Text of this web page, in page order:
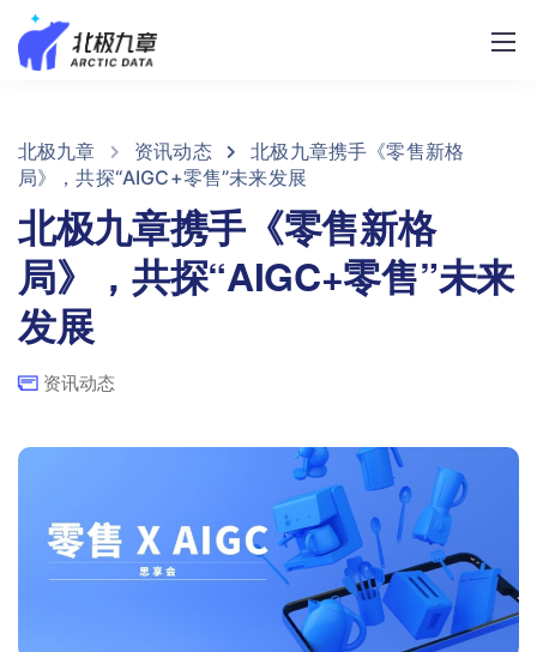
北极九章 资讯动态
北极九章携手《零售新格
局》，共探“AIGC+零售”未来发展
北极九章携手《零售新格
局》，共探“AIGC+零售”未来
发展
资讯动态